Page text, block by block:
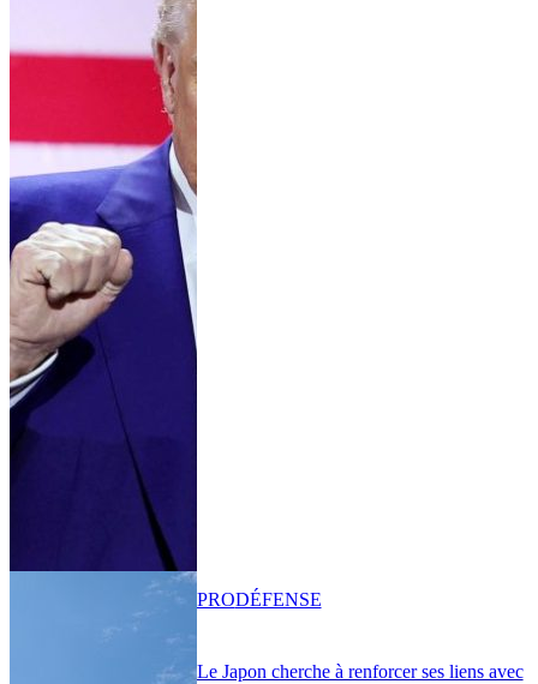
Le Japon cherche à renforcer ses liens avec
PRODÉFENSE